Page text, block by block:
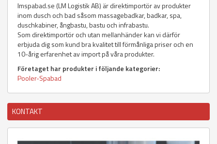
lmspabad.se (LM Logistik AB) är direktimportör av produkter
inom dusch och bad såsom massagebadkar, badkar, spa,
duschkabiner, ångbastu, bastu och infrabastu.
Som direktimportör och utan mellanhänder kan vi därför
erbjuda dig som kund bra kvalitet till förmånliga priser och en
10-årig erfarenhet av import på våra produkter.
Företaget har produkter i följande kategorier:
Pooler-Spabad
KONTAKT